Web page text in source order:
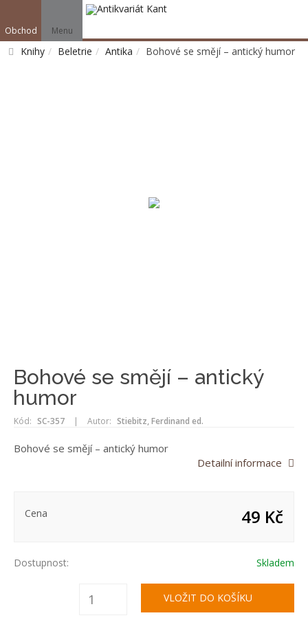
Obchod Menu
Knihy Beletrie Antika Bohové se smějí – antický humor
Bohové se smějí – antický
humor
Kód: SC-357 | Autor: Stiebitz, Ferdinand ed.
Bohové se smějí – antický humor
Detailní informace
Cena 49 Kč
Dostupnost: Skladem